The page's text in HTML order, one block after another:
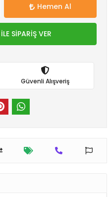
Hemen Al
SİPARİŞ VER
Güvenli Alışveriş